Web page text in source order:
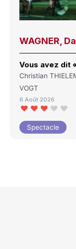
WAGNER,
Vous avez dit
Christian
VOGT
6 Août 2026
Spectacle